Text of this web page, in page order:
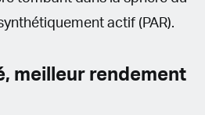
actif (PAR).
meilleur rendement